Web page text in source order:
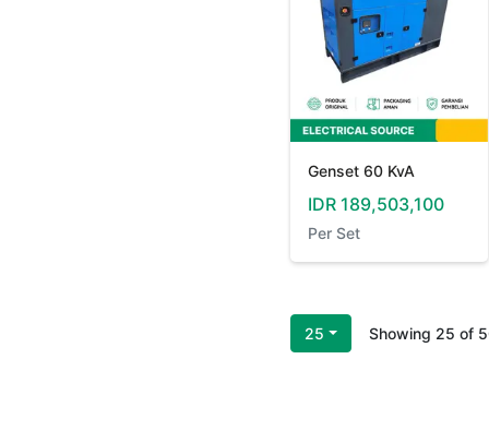
Genset 60 KvA
IDR 189,503,100
Per Set
25 Showing 25 of